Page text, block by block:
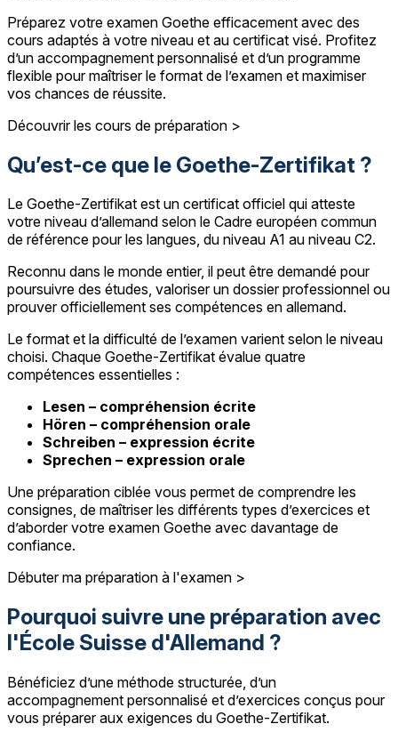
Préparez votre examen Goethe efficacement avec des
cours adaptés à votre niveau et au certificat visé. Profitez
d’un accompagnement personnalisé et d’un programme
flexible pour maîtriser le format de l’examen et maximiser
vos chances de réussite.
Découvrir les cours de préparation >
Qu’est-ce que le Goethe-Zertifikat ?
Le Goethe-Zertifikat est un certificat officiel qui atteste
votre niveau d’allemand selon le Cadre européen commun
de référence pour les langues, du niveau A1 au niveau C2.
Reconnu dans le monde entier, il peut être demandé pour
poursuivre des études, valoriser un dossier professionnel ou
prouver officiellement ses compétences en allemand.
Le format et la difficulté de l’examen varient selon le niveau
choisi. Chaque Goethe-Zertifikat évalue quatre
compétences essentielles :
Lesen – compréhension écrite
Hören – compréhension orale
Schreiben – expression écrite
Sprechen – expression orale
Une préparation ciblée vous permet de comprendre les
consignes, de maîtriser les différents types d’exercices et
d’aborder votre examen Goethe avec davantage de
confiance.
Débuter ma préparation à l'examen >
Pourquoi suivre une préparation avec
l'École Suisse d'Allemand ?
Bénéficiez d’une méthode structurée, d’un
accompagnement personnalisé et d’exercices conçus pour
vous préparer aux exigences du Goethe-Zertifikat.